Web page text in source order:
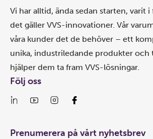
Vi har alltid, ända sedan starten, varit
det gäller VVS-innovationer. Vår
våra kunder det de behöver – ett
unika, industriledande produkter och
hjälper dem ta fram VVS-lösningar.
Följ oss
Prenumerera på vårt nyhetsbrev